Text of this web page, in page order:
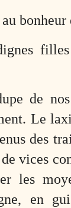
de
Le
des
vices
les
en